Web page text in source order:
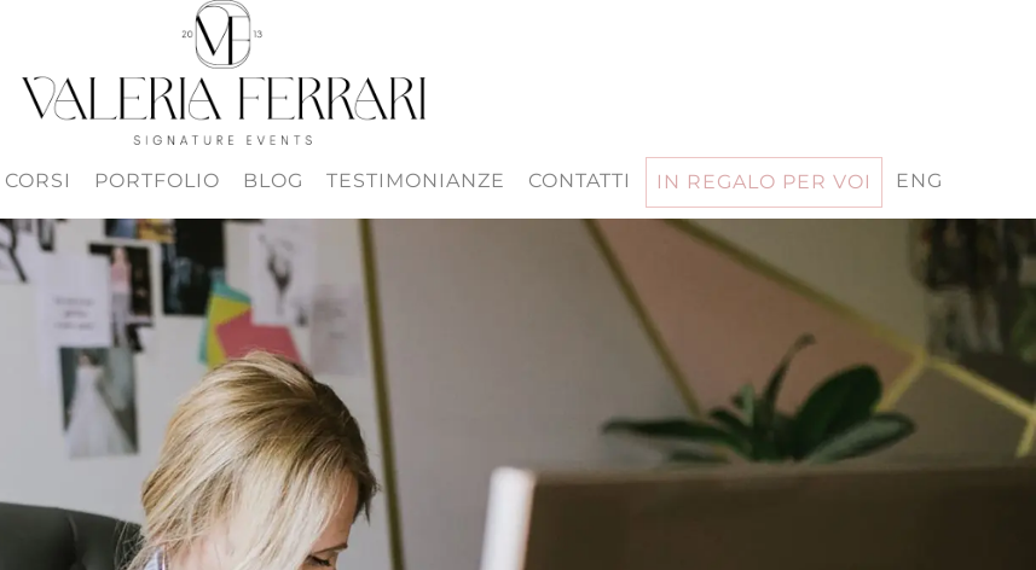
CORSI PORTFOLIO BLOG TESTIMONIANZE CONTATTI IN REGALO PER VOI ENG